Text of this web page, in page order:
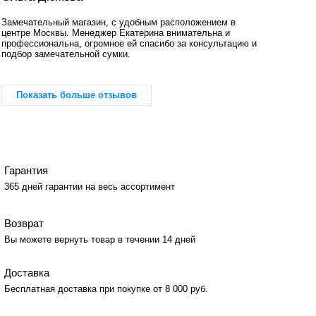
Замечательный магазин, с удобным расположением в
центре Москвы. Менеджер Екатерина внимательна и
профессиональна, огромное ей спасибо за консультацию и
подбор замечательной сумки.
Показать больше отзывов
Гарантия
365 дней гарантии на весь ассортимент
Возврат
Вы можете вернуть товар в течении 14 дней
Доставка
Бесплатная доставка при покупке от 8 000 руб.